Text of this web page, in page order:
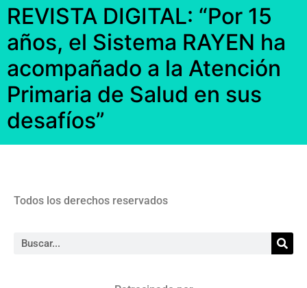
REVISTA DIGITAL: “Por 15
años, el Sistema RAYEN ha
acompañado a la Atención
Primaria de Salud en sus
desafíos”
Todos los derechos reservados